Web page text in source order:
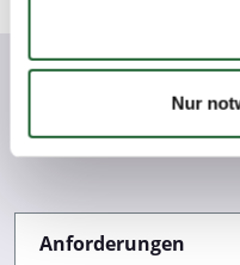
Ihr Gerät durch
(Fingerprinting)
Erfahren Sie mehr
fest.
Wir verwenden Cookies,
Funktionen für soziale
Nur
Weitere
Anforderungen